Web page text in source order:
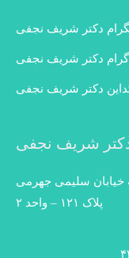
دکتر شریف نجفی
دکتر شریف نجفی
دکتر شریف نجفی
دکتر شریف نجفی
خیابان سلیمی جهرمی
پلاک ۱۲۱ – واحد ۲